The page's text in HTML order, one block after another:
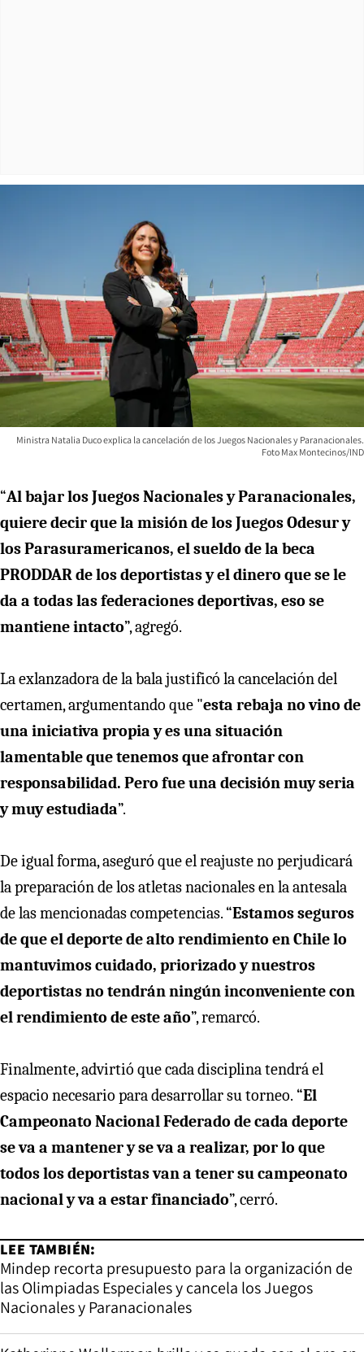
Ministra Natalia Duco explica la cancelación de los Juegos Nacionales y Paranacionales.
Foto Max Montecinos/IND
“Al bajar los Juegos Nacionales y Paranacionales,
quiere decir que la misión de los Juegos Odesur y
los Parasuramericanos, el sueldo de la beca
PRODDAR de los deportistas y el dinero que se le
da a todas las federaciones deportivas, eso se
mantiene intacto”, agregó.
La exlanzadora de la bala justificó la cancelación del
certamen, argumentando que "esta rebaja no vino de
una iniciativa propia y es una situación
lamentable que tenemos que afrontar con
responsabilidad. Pero fue una decisión muy seria
y muy estudiada”.
De igual forma, aseguró que el reajuste no perjudicará
la preparación de los atletas nacionales en la antesala
de las mencionadas competencias. “Estamos seguros
de que el deporte de alto rendimiento en Chile lo
mantuvimos cuidado, priorizado y nuestros
deportistas no tendrán ningún inconveniente con
el rendimiento de este año”, remarcó.
Finalmente, advirtió que cada disciplina tendrá el
espacio necesario para desarrollar su torneo. “El
Campeonato Nacional Federado de cada deporte
se va a mantener y se va a realizar, por lo que
todos los deportistas van a tener su campeonato
nacional y va a estar financiado”, cerró.
LEE TAMBIÉN:
Mindep recorta presupuesto para la organización de
las Olimpiadas Especiales y cancela los Juegos
Nacionales y Paranacionales